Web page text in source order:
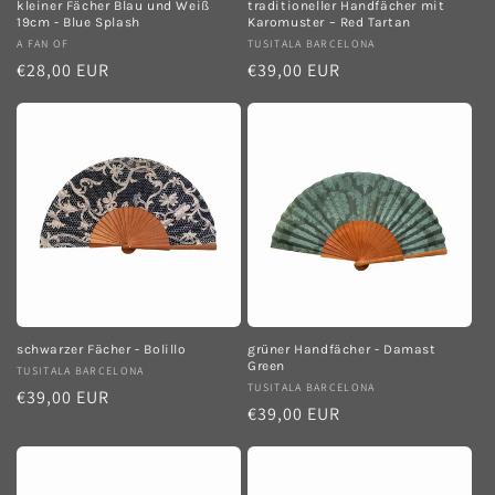
kleiner Fächer Blau und Weiß
19cm - Blue Splash
Anbieter:
A FAN OF
Normaler
€28,00 EUR
traditioneller Handfächer mit
Karomuster – Red Tartan
Anbieter:
TUSITALA BARCELONA
Normaler
€39,00 EUR
schwarzer Fächer - Bolillo
Anbieter:
TUSITALA BARCELONA
Normaler
€39,00 EUR
grüner Handfächer - Damast
Green
Anbieter:
TUSITALA BARCELONA
Normaler
€39,00 EUR